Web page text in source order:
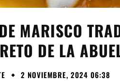
MARISCO
DE LA
2 NOVIEMBRE, 2024 06:38